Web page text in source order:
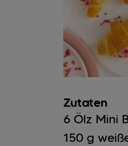
Zutaten
6 Ölz Mini
150 g